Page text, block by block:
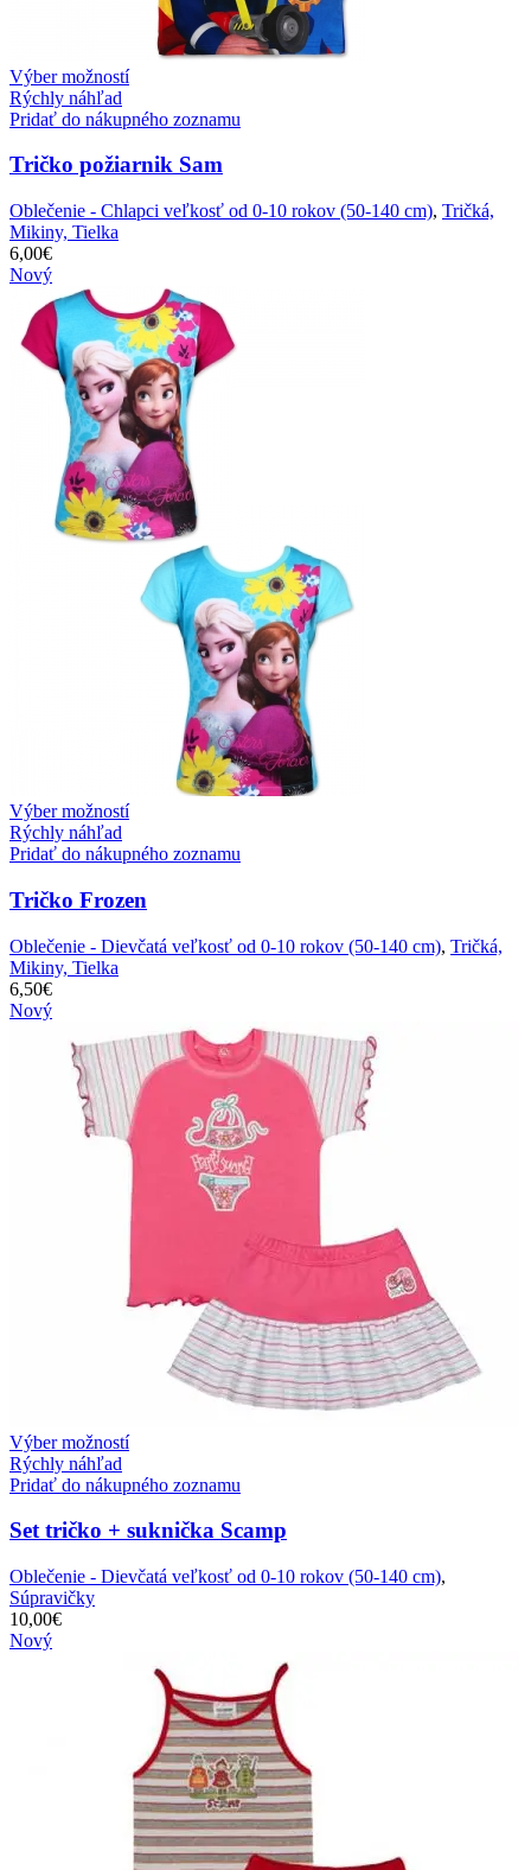
Výber možností
Rýchly náhľad
Pridať do nákupného zoznamu
Tričko požiarnik Sam
Oblečenie - Chlapci veľkosť od 0-10 rokov (50-140 cm), Tričká,
Mikiny, Tielka
6,00€
Nový
Výber možností
Rýchly náhľad
Pridať do nákupného zoznamu
Tričko Frozen
Oblečenie - Dievčatá veľkosť od 0-10 rokov (50-140 cm), Tričká,
Mikiny, Tielka
6,50€
Nový
Výber možností
Rýchly náhľad
Pridať do nákupného zoznamu
Set tričko + suknička Scamp
Oblečenie - Dievčatá veľkosť od 0-10 rokov (50-140 cm),
Súpravičky
10,00€
Nový